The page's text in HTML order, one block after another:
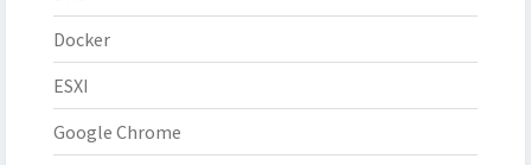
Docker
ESXI
Google Chrome